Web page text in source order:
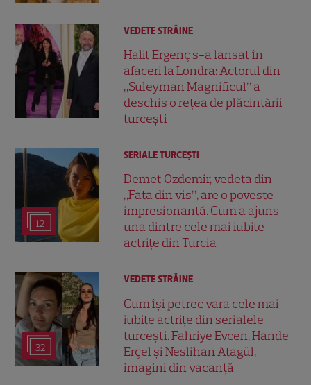
VEDETE STRĂINE
Halit Ergenç s-a lansat în
afaceri la Londra: Actorul din
„Suleyman Magnificul” a
deschis o rețea de plăcintării
turcești
12
SERIALE TURCEŞTI
Demet Özdemir, vedeta din
„Fata din vis”, are o poveste
impresionantă. Cum a ajuns
una dintre cele mai iubite
actrițe din Turcia
32
VEDETE STRĂINE
Cum își petrec vara cele mai
iubite actrițe din serialele
turcești. Fahriye Evcen, Hande
Erçel și Neslihan Atagül,
imagini din vacanță